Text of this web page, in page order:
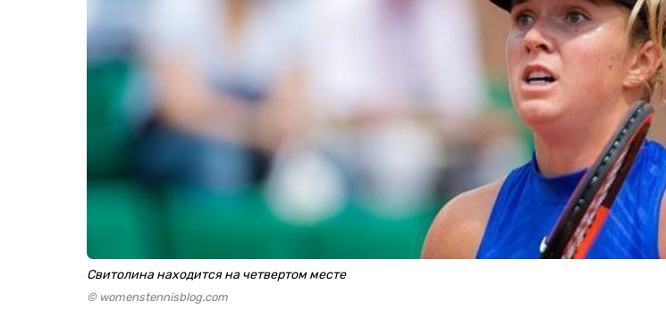
Свитолина находится на четвертом месте
© womenstennisblog.com